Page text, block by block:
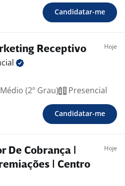
Candidatar-me
Receptivo Hoje
(2º Grau) Presencial
Candidatar-me
De Cobrança |
| Centro
Hoje